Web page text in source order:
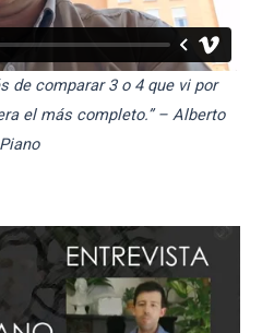
de comparar 3 o 4 que vi por
el más completo.” – Alberto